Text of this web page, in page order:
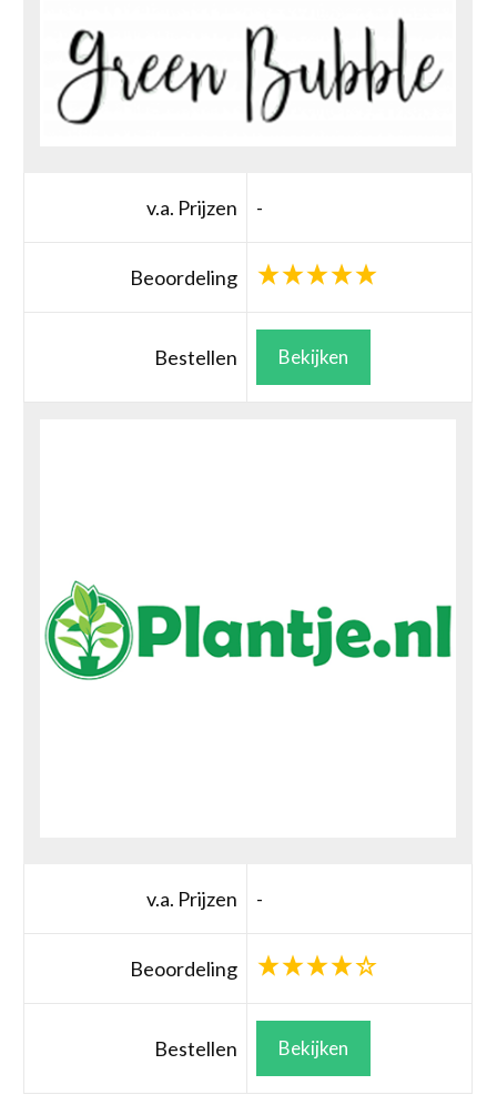
v.a. Prijzen -
Beoordeling
Bestellen Bekijken
v.a. Prijzen -
Beoordeling
Bestellen Bekijken